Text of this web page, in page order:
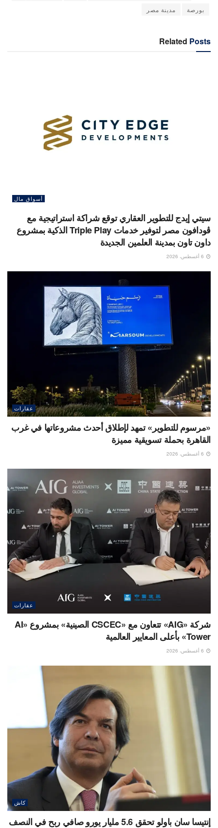
بورصة
مدينة مصر
Related Posts
أسواق مال
سيتي إيدج للتطوير العقاري توقع شراكة استراتيجية مع
ڤودافون مصر لتوفير خدمات Triple Play الذكية بمشروع
داون تاون بمدينة العلمين الجديدة
عقارات
«مرسوم للتطوير» تمهد لإطلاق أحدث مشروعاتها في غرب
القاهرة بحملة تسويقية مميزة
عقارات
شركة «AIG» تتعاون مع «CSCEC الصينية» بمشروع «AI
Tower» بأعلى المعايير العالمية
كاش
إنتيسا سان باولو تحقق 5.6 مليار يورو صافي ربح في النصف